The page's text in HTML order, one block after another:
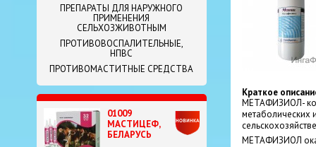
ПРЕПАРАТЫ ДЛЯ НАРУЖНОГО
ПРИМЕНЕНИЯ
СЕЛЬХОЗЖИВОТНЫМ
ПРОТИВОВОСПАЛИТЕЛЬНЫЕ,
НПВС
ПРОТИВОМАСТИТНЫЕ СРЕДСТВА
01009
МАСТИЦЕФ,
БЕЛАРУСЬ
Краткое
МЕТАФИЗИОЛ-
метаболических
МЕТАФИЗИОЛ